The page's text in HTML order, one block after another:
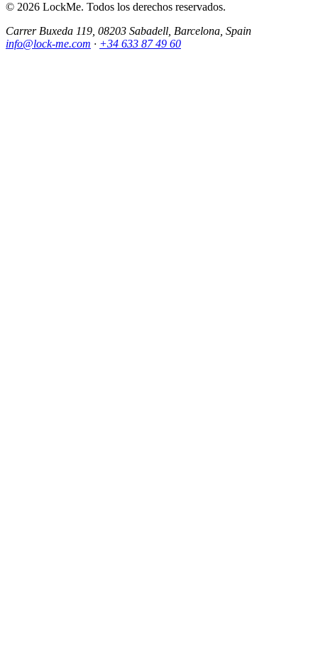
© 2026 LockMe. Todos los derechos reservados.
Carrer Buxeda 119, 08203 Sabadell, Barcelona, Spain
info@lock-me.com · +34 633 87 49 60